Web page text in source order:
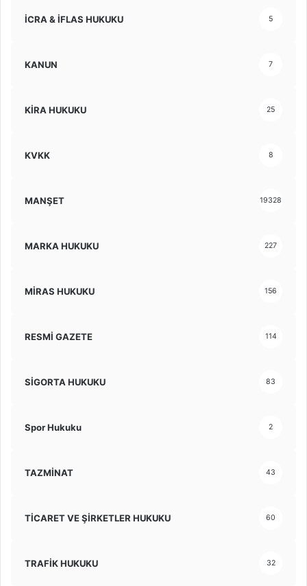
İCRA & İFLAS HUKUKU 5
KANUN 7
KİRA HUKUKU 25
KVKK 8
MANŞET 19328
MARKA HUKUKU 227
MİRAS HUKUKU 156
RESMİ GAZETE 114
SİGORTA HUKUKU 83
Spor Hukuku 2
TAZMİNAT 43
TİCARET VE ŞİRKETLER HUKUKU 60
TRAFİK HUKUKU 32